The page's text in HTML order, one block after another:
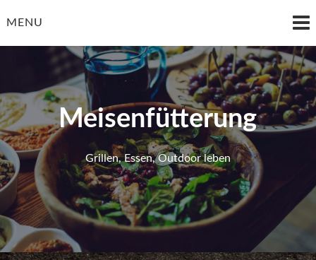
toMENU
Meisenfütterung
Grillen, Essen, Outdoor leben